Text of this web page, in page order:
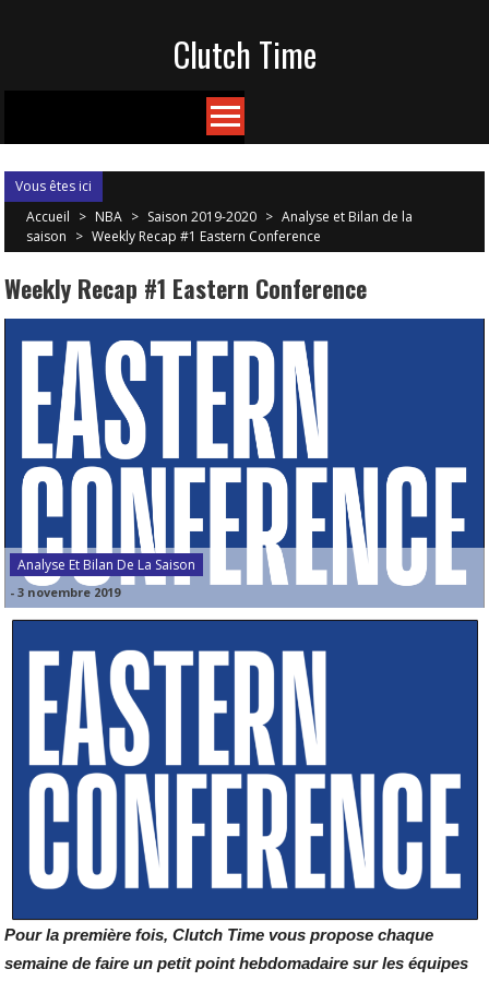
Clutch Time
Vous êtes ici
Accueil > NBA > Saison 2019-2020 > Analyse et Bilan de la
saison > Weekly Recap #1 Eastern Conference
Weekly Recap #1 Eastern Conference
Analyse Et Bilan De La Saison
-3 novembre 2019
Pour la première fois, Clutch Time vous propose chaque
semaine de faire un petit point hebdomadaire sur les équipes